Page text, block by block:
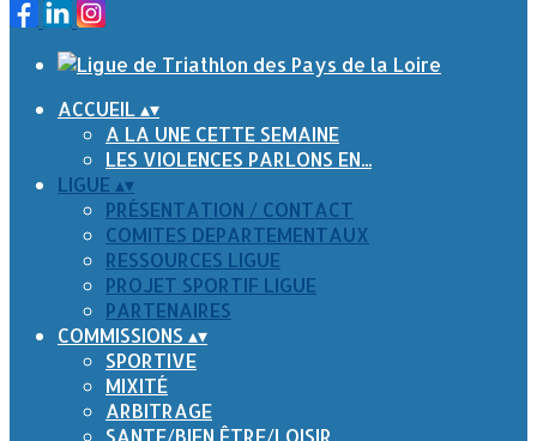
ACCUEIL▴▾
A LA UNE CETTE SEMAINE
LES VIOLENCES PARLONS EN...
LIGUE ▴▾
PRÉSENTATION / CONTACT
COMITES DEPARTEMENTAUX
RESSOURCES LIGUE
PROJET SPORTIF LIGUE
PARTENAIRES
COMMISSIONS ▴▾
SPORTIVE
MIXITÉ
ARBITRAGE
SANTE/BIEN ÊTRE/LOISIR